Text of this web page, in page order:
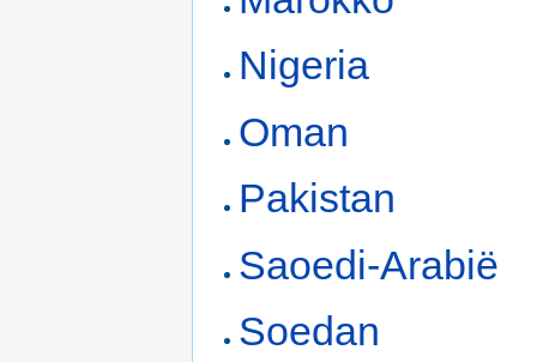
Nigeria
Oman
Pakistan
Saoedi-Arabië
Soedan